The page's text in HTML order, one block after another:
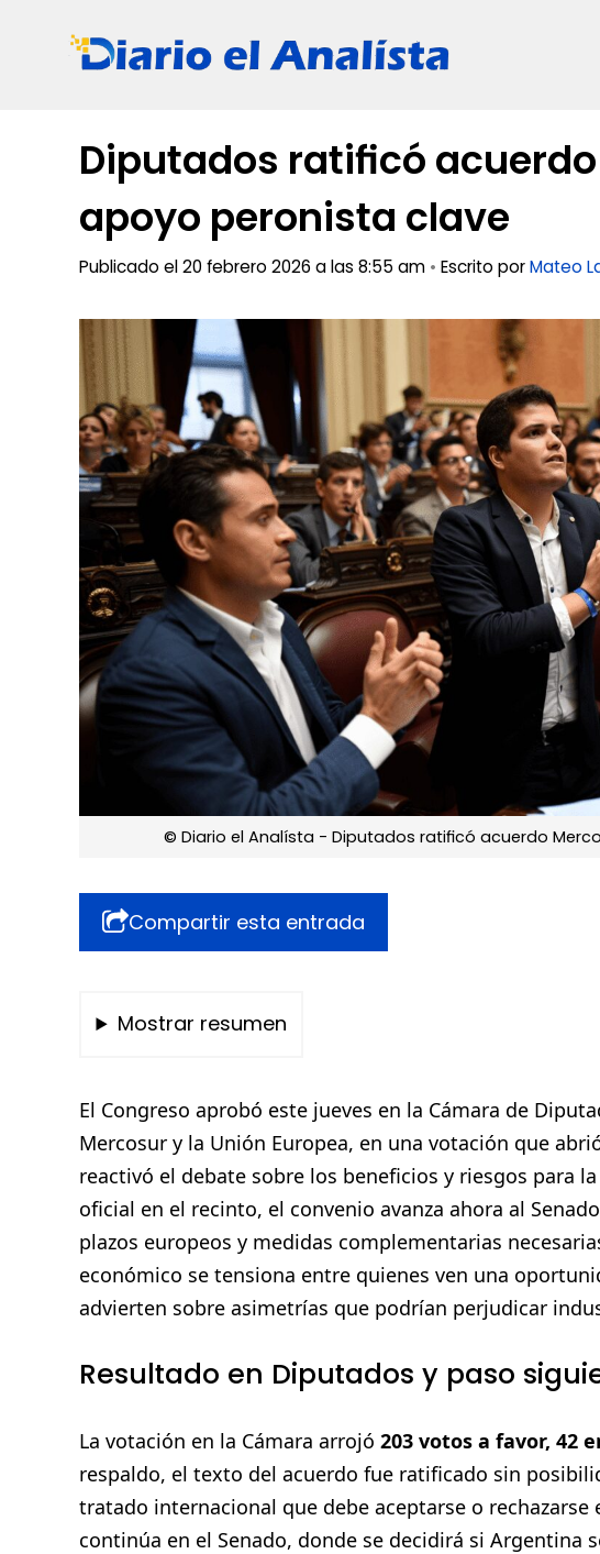
Diputados ratificó
apoyo peronista clave
Publicado el 20 febrero 2026 a las 8:55 am • Escrito porMateo
© Diario el Analísta - Diputados ratificó acuerdo
Compartir esta entrada
Mostrar resumen
El Congreso aprobó este jueves en la Cámara de
Mercosur y la Unión Europea, en una votación que
reactivó el debate sobre los beneficios y riesgos para
oficial en el recinto, el convenio avanza ahora al
plazos europeos y medidas complementarias
económico se tensiona entre quienes ven una
advierten sobre asimetrías que podrían perjudicar
Resultado en Diputados y paso
La votación en la Cámara arrojó 203 votos a favor, 42
respaldo, el texto del acuerdo fue ratificado sin
tratado internacional que debe aceptarse o
continúa en el Senado, donde se decidirá si Argentina